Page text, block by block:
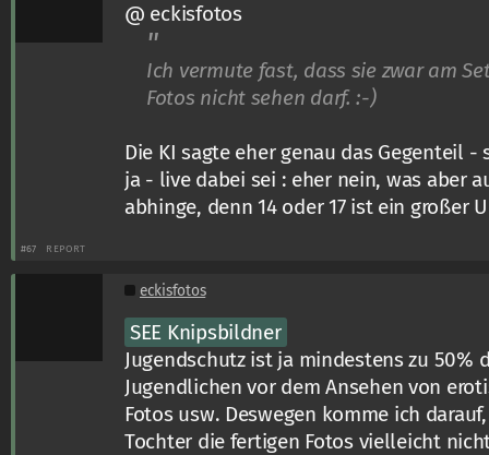
@ eckisfotos
Ich vermute fast, dass sie zwar am
Fotos nicht sehen darf. :-)
Die KI sagte eher genau das Gegenteil
ja - live dabei sei : eher nein, was aber
abhinge, denn 14 oder 17 ist ein großer
#67 REPORT
eckisfotos
SEE Knipsbildner
Jugendschutz ist ja mindestens zu 50%
Jugendlichen vor dem Ansehen von
Fotos usw. Deswegen komme ich
Tochter die fertigen Fotos vielleicht